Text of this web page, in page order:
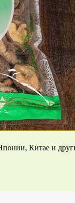
Китае и